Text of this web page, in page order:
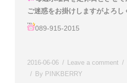
ご迷惑をお掛けしますがよろし
089-915-2015
2016-06-06 Leave a comment
By PINKBERRY